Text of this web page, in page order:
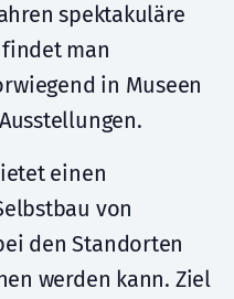
spektakuläre
man
in Museen
einen
von
den Standorten
werden kann. Ziel